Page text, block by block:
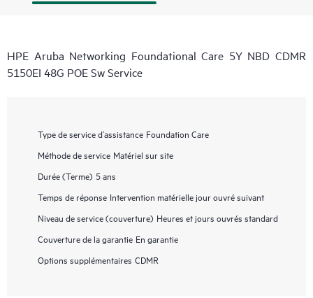
HPE Aruba Networking Foundational Care 5Y NBD CDMR
5150EI 48G POE Sw Service
Type de service d’assistance Foundation Care
Méthode de service Matériel sur site
Durée (Terme) 5 ans
Temps de réponse Intervention matérielle jour ouvré suivant
Niveau de service (couverture) Heures et jours ouvrés standard
Couverture de la garantie En garantie
Options supplémentaires CDMR